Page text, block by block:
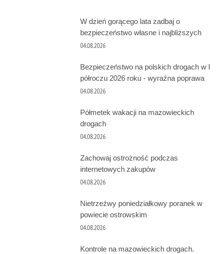
W dzień gorącego lata zadbaj o
bezpieczeństwo własne i najbliższych
04.08.2026
Bezpieczeństwo na polskich drogach w I
półroczu 2026 roku - wyraźna poprawa
04.08.2026
Półmetek wakacji na mazowieckich
drogach
04.08.2026
Zachowaj ostrożność podczas
internetowych zakupów
04.08.2026
Nietrzeźwy poniedziałkowy poranek w
powiecie ostrowskim
04.08.2026
Kontrole na mazowieckich drogach.